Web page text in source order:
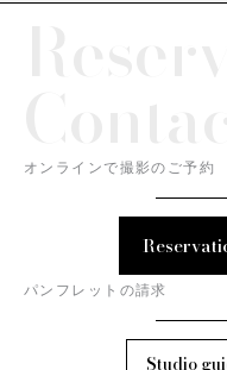
オンラインで撮影のご予約
パンフレットの請求
Studio